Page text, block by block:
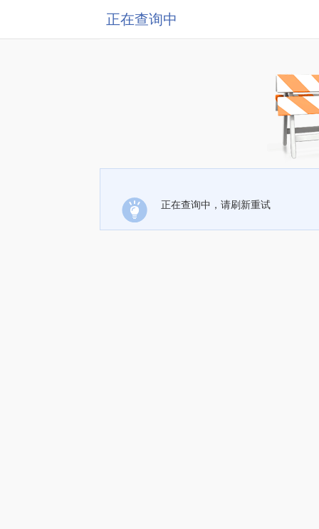
正在查询中
正在查询中，请刷新重试